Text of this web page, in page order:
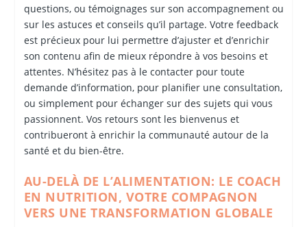
questions, ou témoignages sur son accompagnement ou
sur les astuces et conseils qu’il partage. Votre feedback
est précieux pour lui permettre d’ajuster et d’enrichir
son contenu afin de mieux répondre à vos besoins et
attentes. N’hésitez pas à le contacter pour toute
demande d’information, pour planifier une consultation,
ou simplement pour échanger sur des sujets qui vous
passionnent. Vos retours sont les bienvenus et
contribueront à enrichir la communauté autour de la
santé et du bien-être.
AU-DELÀ DE L’ALIMENTATION: LE COACH
EN NUTRITION, VOTRE COMPAGNON
VERS UNE TRANSFORMATION GLOBALE